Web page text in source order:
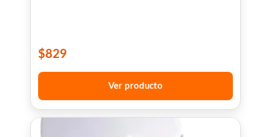
$829
Ver producto